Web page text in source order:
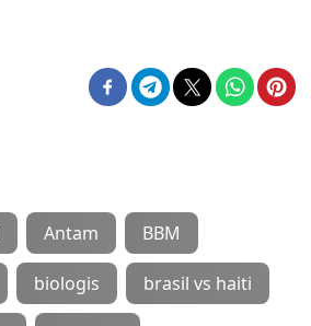
Antam BBM
biologis brasil vs haiti